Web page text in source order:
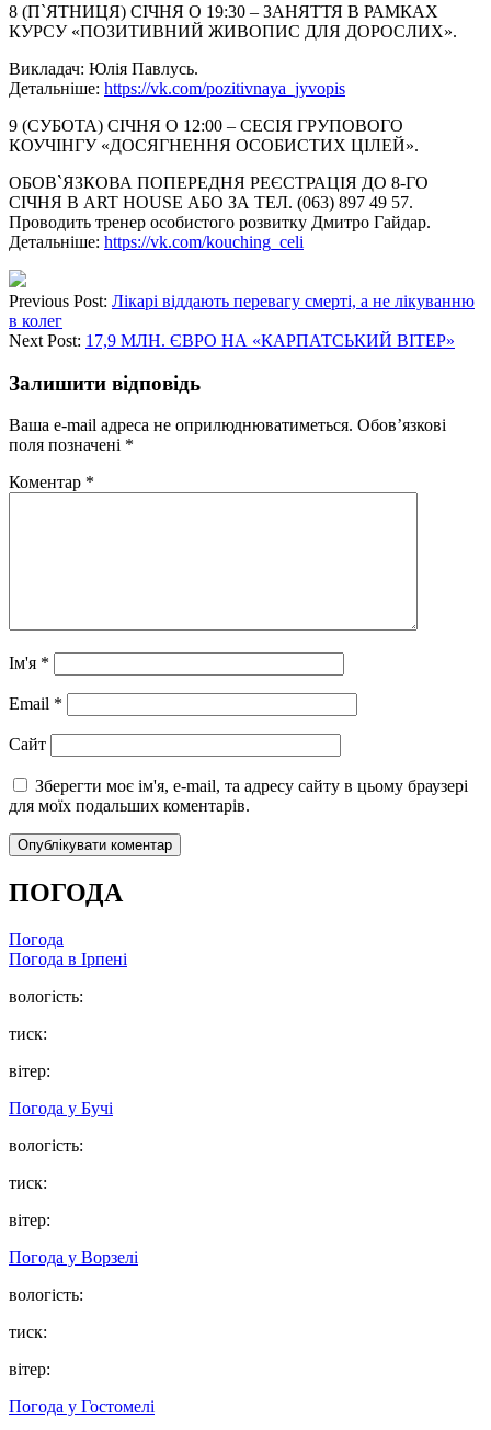
8 (П`ЯТНИЦЯ) СІЧНЯ О 19:30 – ЗАНЯТТЯ В РАМКАХ
КУРСУ «ПОЗИТИВНИЙ ЖИВОПИС ДЛЯ ДОРОСЛИХ».
Викладач: Юлія Павлусь.
Детальніше: https://vk.com/pozitivnaya_jyvopis
9 (СУБОТА) СІЧНЯ О 12:00 – СЕСІЯ ГРУПОВОГО
КОУЧІНГУ «ДОСЯГНЕННЯ ОСОБИСТИХ ЦІЛЕЙ».
ОБОВ`ЯЗКОВА ПОПЕРЕДНЯ РЕЄСТРАЦІЯ ДО 8-ГО
СІЧНЯ В ART HOUSE АБО ЗА ТЕЛ. (063) 897 49 57.
Проводить тренер особистого розвитку Дмитро Гайдар.
Детальніше: https://vk.com/kouching_celi
Previous Post: Лікарі віддають перевагу смерті, а не лікуванню
в колег
Next Post: 17,9 МЛН. ЄВРО НА «КАРПАТСЬКИЙ ВІТЕР»
Залишити відповідь
Ваша e-mail адреса не оприлюднюватиметься. Обов’язкові
поля позначені *
Коментар *
Ім'я *
Email *
Сайт
Зберегти моє ім'я, e-mail, та адресу сайту в цьому браузері
для моїх подальших коментарів.
ПОГОДА
Погода
Погода в Ірпені
вологість:
тиск:
вітер:
Погода у Бучі
вологість:
тиск:
вітер:
Погода у Ворзелі
вологість:
тиск:
вітер:
Погода у Гостомелі